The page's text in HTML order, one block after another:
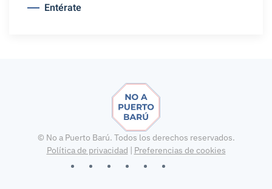
Entérate
© No a Puerto Barú. Todos los derechos reservados.
Política de privacidad | Preferencias de cookies